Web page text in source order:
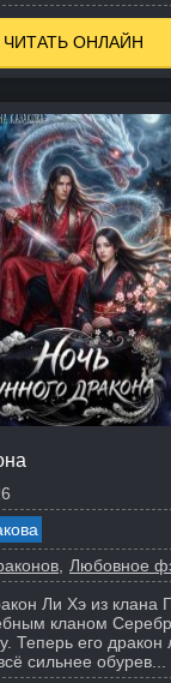
ЧИТАТЬ ОНЛАЙН
Любовное
Ли Хэ из клана
кланом
Теперь его
сильнее обурев...